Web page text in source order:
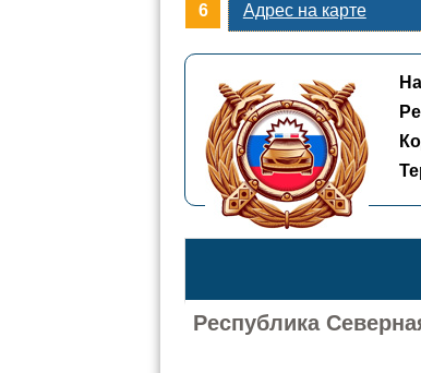
Адрес на карте
Республика